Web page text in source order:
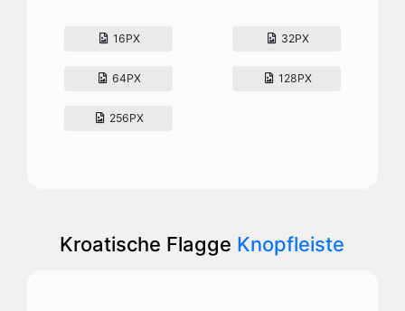
16PX 32PX
64PX 128PX
256PX
Kroatische Flagge Knopfleiste